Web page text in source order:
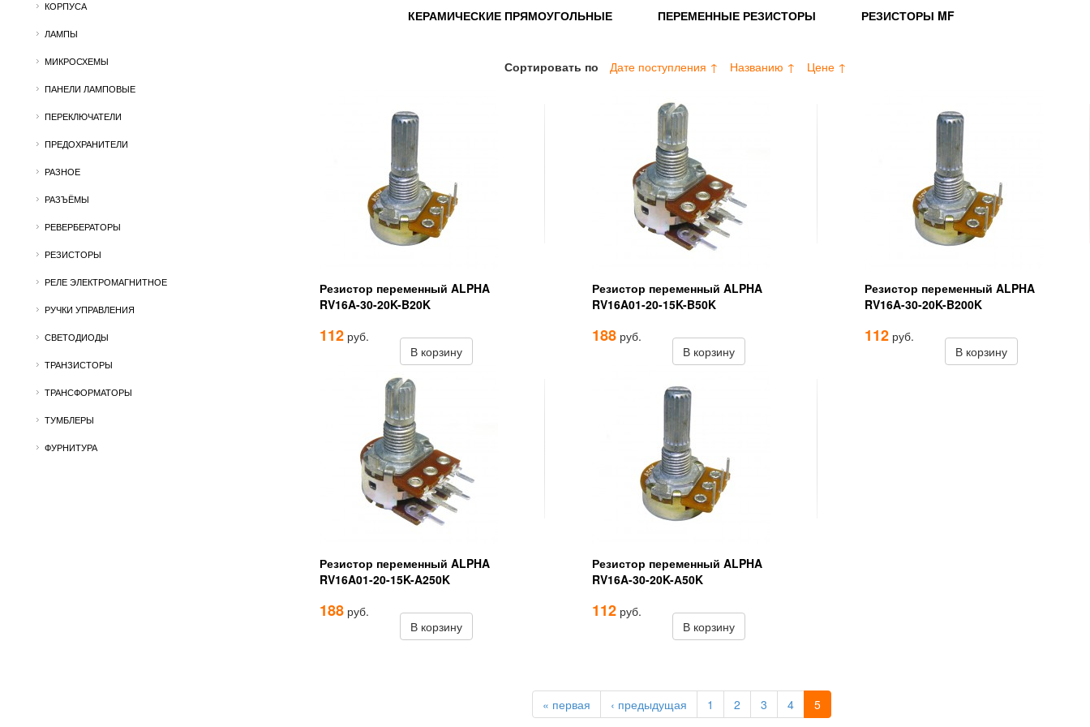
КОРПУСА
ЛАМПЫ
МИКРОСХЕМЫ
ПАНЕЛИ ЛАМПОВЫЕ
ПЕРЕКЛЮЧАТЕЛИ
ПРЕДОХРАНИТЕЛИ
РАЗНОЕ
РАЗЪЁМЫ
РЕВЕРБЕРАТОРЫ
РЕЗИСТОРЫ
РЕЛЕ ЭЛЕКТРОМАГНИТНОЕ
РУЧКИ УПРАВЛЕНИЯ
СВЕТОДИОДЫ
ТРАНЗИСТОРЫ
ТРАНСФОРМАТОРЫ
ТУМБЛЕРЫ
ФУРНИТУРА
КЕРАМИЧЕСКИЕ ПРЯМОУГОЛЬНЫЕ ПЕРЕМЕННЫЕ РЕЗИСТОРЫ РЕЗИСТОРЫ MF
Сортировать по Дате поступления ↑ Названию ↑ Цене ↑
Резистор переменный ALPHA
RV16A-30-20K-B20K
112 руб.
В корзину
Резистор переменный ALPHA
RV16A01-20-15K-B50K
188 руб.
В корзину
Резистор переменный ALPHA
RV16A-30-20K-B200K
112 руб.
В корзину
Резистор переменный ALPHA
RV16A01-20-15K-A250K
188 руб.
В корзину
Резистор переменный ALPHA
RV16A-30-20K-А50K
112 руб.
В корзину
« первая ‹ предыдущая 1 2 3 4 5